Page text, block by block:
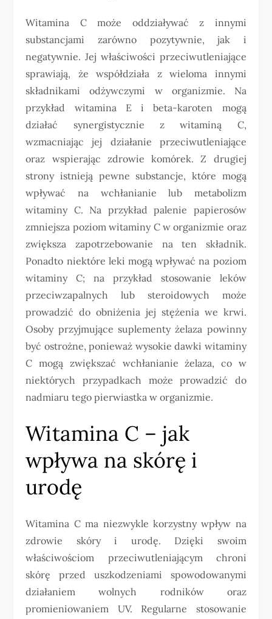
Witamina C może oddziaływać z innymi
substancjami zarówno pozytywnie, jak i
negatywnie. Jej właściwości przeciwutleniające
sprawiają, że współdziała z wieloma innymi
składnikami odżywczymi w organizmie. Na
przykład witamina E i beta-karoten mogą
działać synergistycznie z witaminą C,
wzmacniając jej działanie przeciwutleniające
oraz wspierając zdrowie komórek. Z drugiej
strony istnieją pewne substancje, które mogą
wpływać na wchłanianie lub metabolizm
witaminy C. Na przykład palenie papierosów
zmniejsza poziom witaminy C w organizmie oraz
zwiększa zapotrzebowanie na ten składnik.
Ponadto niektóre leki mogą wpływać na poziom
witaminy C; na przykład stosowanie leków
przeciwzapalnych lub steroidowych może
prowadzić do obniżenia jej stężenia we krwi.
Osoby przyjmujące suplementy żelaza powinny
być ostrożne, ponieważ wysokie dawki witaminy
C mogą zwiększać wchłanianie żelaza, co w
niektórych przypadkach może prowadzić do
nadmiaru tego pierwiastka w organizmie.
Witamina C – jak
wpływa na skórę i
urodę
Witamina C ma niezwykle korzystny wpływ na
zdrowie skóry i urodę. Dzięki swoim
właściwościom przeciwutleniającym chroni
skórę przed uszkodzeniami spowodowanymi
działaniem wolnych rodników oraz
promieniowaniem UV. Regularne stosowanie